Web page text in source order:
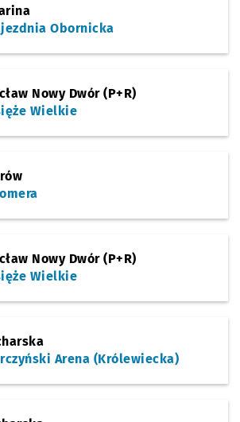
Obornicka
Nowy Dwór (P+R)
Wielkie
Nowy Dwór (P+R)
Wielkie
Arena (Królewiecka)